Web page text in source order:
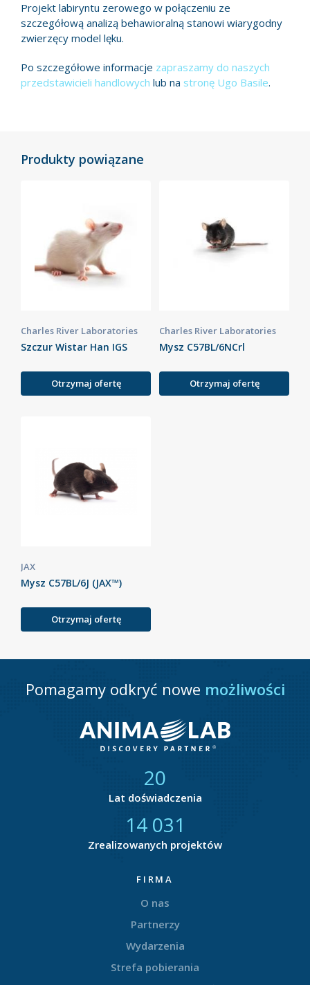
Projekt labiryntu zerowego w połączeniu ze
szczegółową analizą behawioralną stanowi wiarygodny
zwierzęcy model lęku.
Po szczegółowe informacje zapraszamy do naszych
przedstawicieli handlowych lub na stronę Ugo Basile.
Produkty powiązane
Charles River Laboratories
Szczur Wistar Han IGS
Otrzymaj ofertę
Charles River Laboratories
Mysz C57BL/6NCrl
Otrzymaj ofertę
JAX
Mysz C57BL/6J (JAX™)
Otrzymaj ofertę
Pomagamy odkryć nowe możliwości
21
Lat doświadczenia
14 827
Zrealizowanych projektów
FIRMA
O nas
Partnerzy
Wydarzenia
Strefa pobierania